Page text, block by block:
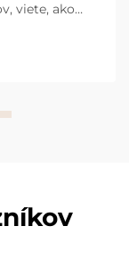
viete, ako
a
drhnú o